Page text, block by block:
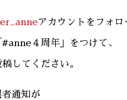
アカウントをフォロ
４周年」をつけて、
してください。
通知が